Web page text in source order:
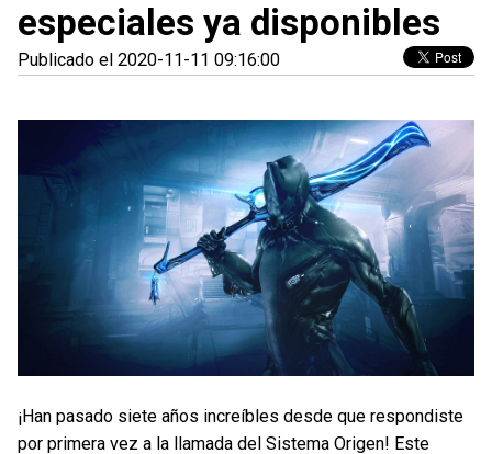
especiales ya disponibles
Publicado el 2020-11-11 09:16:00
¡Han pasado siete años increíbles desde que respondiste
por primera vez a la llamada del Sistema Origen! Este